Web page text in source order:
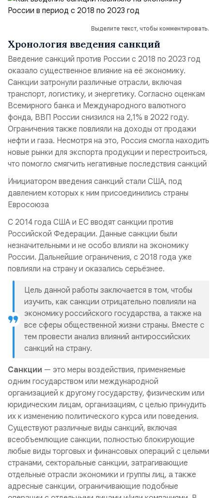
Выделите текст, чтобы комментировать.
Хронология введения санкций
Введение санкций против России с 2018 по 2023 год
оказало существенное влияние на её экономику.
Санкции затронули различные отрасли, включая
транспорт, логистику, и энергетику. Согласно оценкам
Всемирного банка и Международного валютного
фонда, ВВП России снизился на 2,1% в 2022 году.
Ограничения также повлияли на доходы от продажи
нефти и газа. Несмотря на это, Россия смогла находить
новые рынки для экспорта продукции и перестроиться,
что помогло смягчить негативные последствия санкций
Инициатором введения санкций стали США, под
давлением которых к ним присоединились страны
Евросоюза
С 2014 года США и ЕС вводят санкции против
Российской Федерации. Данные санкции были
незначительными и не особо влияли на экономику
России. Дальнейшие ограничения, с 2018 года уже
повлияли на страну и оказались серьёзнее.
Цель данной работы заключается в том, чтобы
изучить, как санкции отрицательно повлияли на
экономику российского государства, а также на
все сферы общественной жизни страны. Вместе с
тем провести анализ влияний антироссийских
санкций на страну.
Санкции — это меры воздействия, применяемые
одним государством или международной
организацией к другому государству, физическим или
юридическим лицам, организациям, с целью принудить
их к изменению политического курса или поведения.
Существуют различные виды санкций, включая
всеобъемлющие санкции, полностью блокирующие
любые виды торговых и финансовых операций с целыми
странами, секторальные санкции, затрагивающие
отдельные отрасли экономики и группы лиц, а также
адресные санкции, ограничивающие подобные